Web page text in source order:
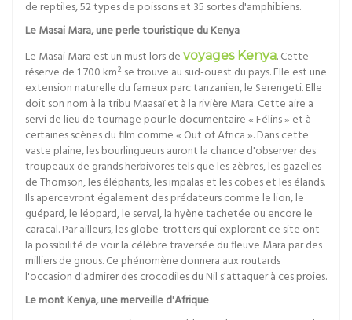
de reptiles, 52 types de poissons et 35 sortes d'amphibiens.
Le Masai Mara, une perle touristique du Kenya
Le Masai Mara est un must lors de voyages Kenya. Cette
réserve de 1 700 km² se trouve au sud-ouest du pays. Elle est une
extension naturelle du fameux parc tanzanien, le Serengeti. Elle
doit son nom à la tribu Maasaï et à la rivière Mara. Cette aire a
servi de lieu de tournage pour le documentaire « Félins » et à
certaines scènes du film comme « Out of Africa ». Dans cette
vaste plaine, les bourlingueurs auront la chance d'observer des
troupeaux de grands herbivores tels que les zèbres, les gazelles
de Thomson, les éléphants, les impalas et les cobes et les élands.
Ils apercevront également des prédateurs comme le lion, le
guépard, le léopard, le serval, la hyène tachetée ou encore le
caracal. Par ailleurs, les globe-trotters qui explorent ce site ont
la possibilité de voir la célèbre traversée du fleuve Mara par des
milliers de gnous. Ce phénomène donnera aux routards
l'occasion d'admirer des crocodiles du Nil s'attaquer à ces proies.
Le mont Kenya, une merveille d'Afrique